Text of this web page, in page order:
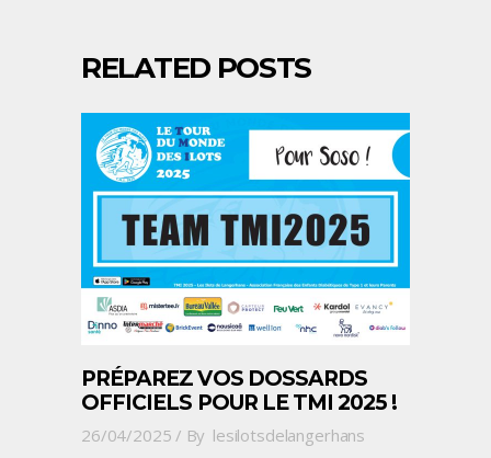
RELATED POSTS
PRÉPAREZ VOS DOSSARDS
OFFICIELS POUR LE TMI 2025 !
26/04/2025 By lesilotsdelangerhans